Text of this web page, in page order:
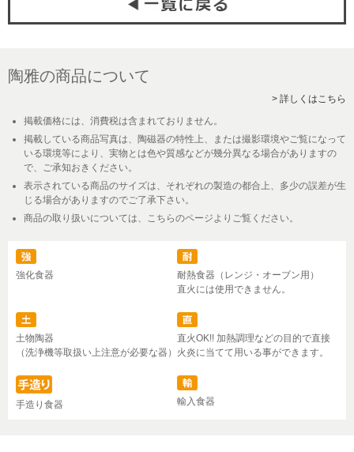
陶雅の商品について
> 詳しくはこちら
掲載価格には、消費税は含まれておりません。
掲載している商品写真は、陶磁器の特性上、または撮影環境やご覧になって
いる環境等により、実物とは色や質感などが幾分異なる場合がありますの
で、ご承知おきください。
表示されている商品のサイズは、それぞれの製造の都合上、多少の誤差が生
じる場合がありますのでご了承下さい。
商品の取り扱いについては、こちらのページよりご覧ください。
強化食器
耐熱食器（レンジ・オーブン用）
直火には使用できません。
土物陶器
（洗浄機等取扱い上注意が必要な器）
直火OK!! 加熱調理などの目的で直接
火炎に当てて用いる事ができます。
手造り食器 輸入食器